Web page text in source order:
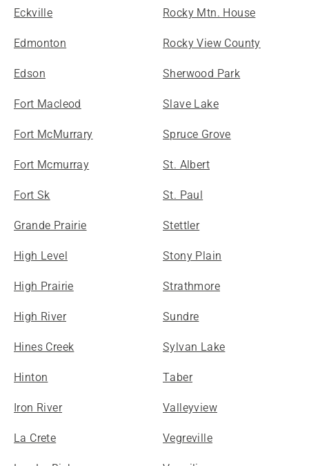
Eckville
Edmonton
Edson
Fort Macleod
Fort McMurrary
Fort Mcmurray
Fort Sk
Grande Prairie
High Level
High Prairie
High River
Hines Creek
Hinton
Iron River
La Crete
Rocky Mtn. House
Rocky View County
Sherwood Park
Slave Lake
Spruce Grove
St. Albert
St. Paul
Stettler
Stony Plain
Strathmore
Sundre
Sylvan Lake
Taber
Valleyview
Vegreville